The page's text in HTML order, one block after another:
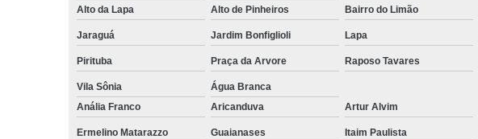
Alto da Lapa
Alto de Pinheiros Bairro do Limão
Jaraguá Jardim Bonfiglioli Lapa
Pirituba Praça da Arvore Raposo Tavares
Vila Sônia
Água Branca
Anália Franco
Aricanduva Artur Alvim
Ermelino Matarazzo Guaianases Itaim Paulista